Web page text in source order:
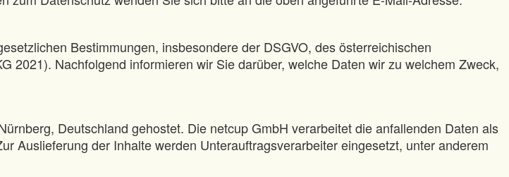
Bestimmungen, insbesondere der DSGVO, des österreichischen
2021). Nachfolgend informieren wir Sie darüber, welche Daten wir zu welchem Zweck,
Deutschland gehostet. Die netcup GmbH verarbeitet die anfallenden Daten als
Auslieferung der Inhalte werden Unterauftragsverarbeiter eingesetzt, unter anderem